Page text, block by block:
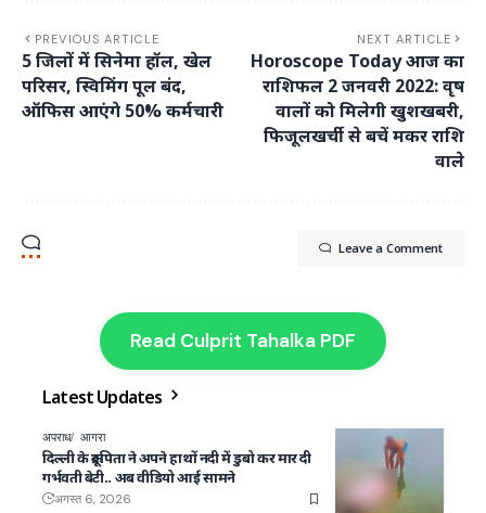
PREVIOUS ARTICLE
5 जिलों में सिनेमा हॉल, खेल
परिसर, स्विमिंग पूल बंद,
ऑफिस आएंगे 50% कर्मचारी
NEXT ARTICLE
Horoscope Today आज का
राशिफल 2 जनवरी 2022: वृष
वालों को मिलेगी खुशखबरी,
फिजूलखर्ची से बचें मकर राशि
वाले
Leave a Comment
Read Culprit Tahalka PDF
Latest Updates
अपराध आगरा
दिल्ली के क्रूर पिता ने अपने हाथों नदी में डुबो कर मार दी
गर्भवती बेटी.. अब वीडियो आई सामने
अगस्त 6, 2026